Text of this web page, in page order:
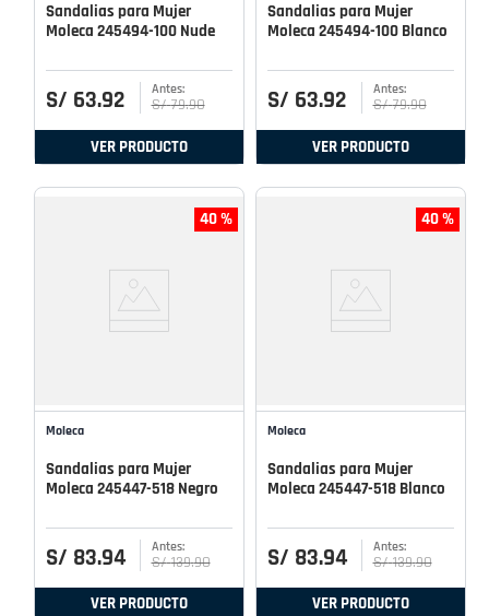
Sandalias para Mujer
Moleca 245494-100 Nude
S/ 63.92 S/ 79.90
VER PRODUCTO
Sandalias para Mujer
Moleca 245494-100 Blanco
S/ 63.92 S/ 79.90
VER PRODUCTO
40 %
Moleca
Sandalias para Mujer
Moleca 245447-518 Negro
S/ 83.94 S/ 139.90
VER PRODUCTO
40 %
Moleca
Sandalias para Mujer
Moleca 245447-518 Blanco
S/ 83.94 S/ 139.90
VER PRODUCTO